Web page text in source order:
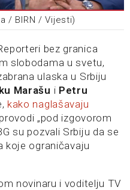
/ BIRN / Vijesti)
bez granica
slobodama u svetu,
ulaska u Srbiju
Marašu i Petru
kako naglašavaju
„pod izgovorom
su pozvali Srbiju da se
koje ograničavaju
novinaru i voditelju TV